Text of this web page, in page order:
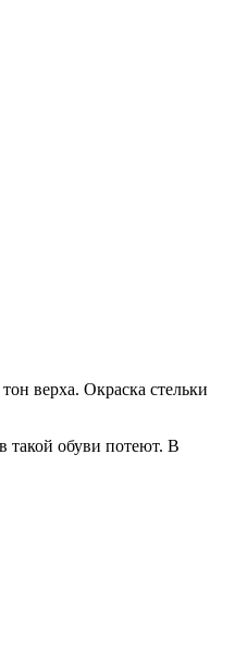
верха. Окраска стельки
такой обуви потеют. В